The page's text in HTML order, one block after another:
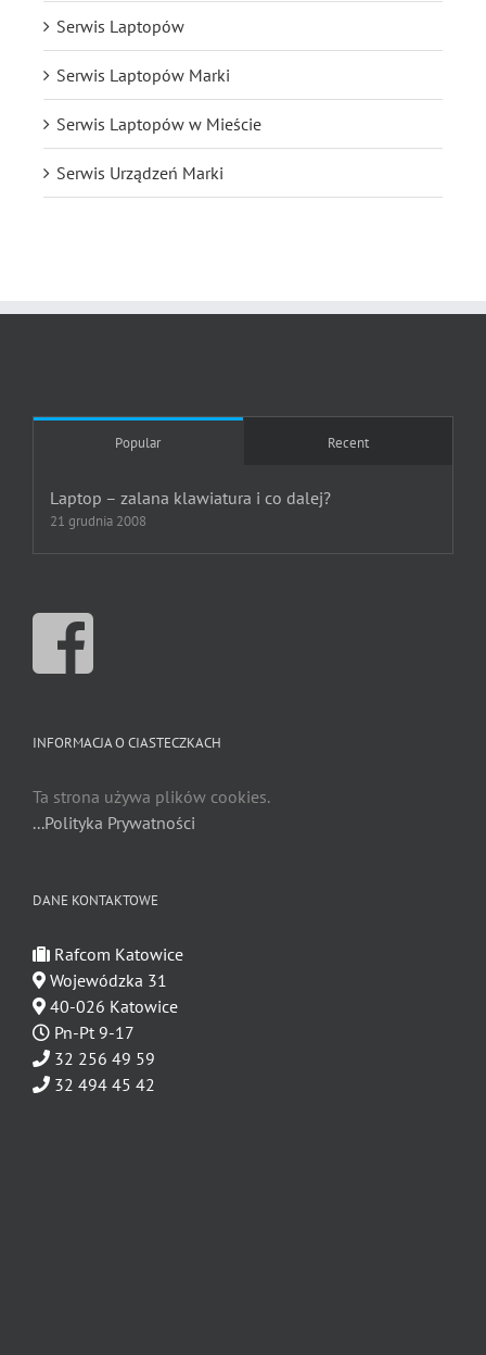
Serwis Laptopów
Serwis Laptopów Marki
Serwis Laptopów w Mieście
Serwis Urządzeń Marki
Popular Recent
Laptop – zalana klawiatura i co dalej?
21 grudnia 2008
INFORMACJA O CIASTECZKACH
Ta strona używa plików cookies.
...Polityka Prywatności
DANE KONTAKTOWE
Rafcom Katowice
Wojewódzka 31
40-026 Katowice
Pn-Pt 9-17
32 256 49 59
32 494 45 42